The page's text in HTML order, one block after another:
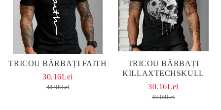
TRICOU BĂRBAȚI FAITH
30.16Lei
43.08Lei
TRICOU BĂRBAȚI
KILLAXTECHSKULL
30.16Lei
43.08Lei